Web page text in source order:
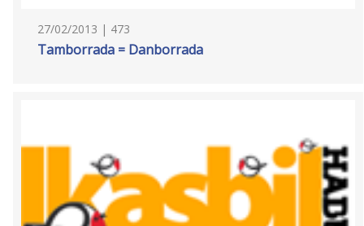
27/02/2013 | 473
Tamborrada = Danborrada